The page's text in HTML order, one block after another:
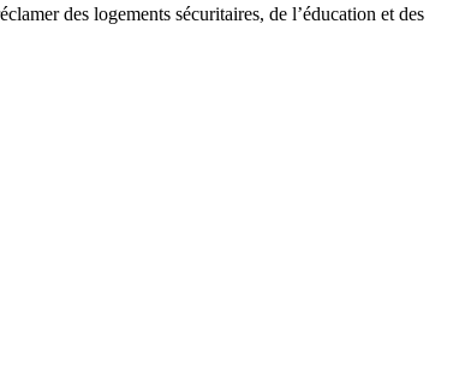
des logements sécuritaires, de l’éducation et des